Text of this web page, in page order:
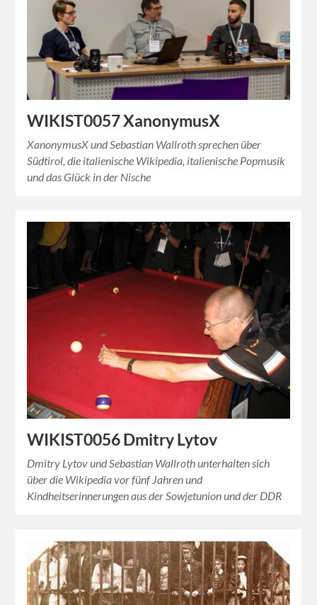
WIKIST0057 XanonymusX
XanonymusX und Sebastian Wallroth sprechen über
Südtirol, die italienische Wikipedia, italienische Popmusik
und das Glück in der Nische
WIKIST0056 Dmitry Lytov
Dmitry Lytov und Sebastian Wallroth unterhalten sich
über die Wikipedia vor fünf Jahren und
Kindheitserinnerungen aus der Sowjetunion und der DDR